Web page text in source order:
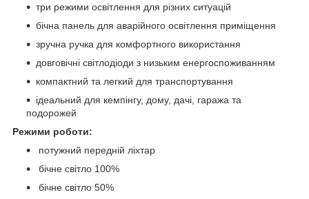
три режими освітлення для різних ситуацій
бічна панель для аварійного освітлення приміщення
зручна ручка для комфортного використання
довговічні світлодіоди з низьким енергоспоживанням
компактний та легкий для транспортування
ідеальний для кемпінгу, дому, дачі, гаража та
подорожей
Режими роботи:
потужний передній ліхтар
бічне світло 100%
бічне світло 50%